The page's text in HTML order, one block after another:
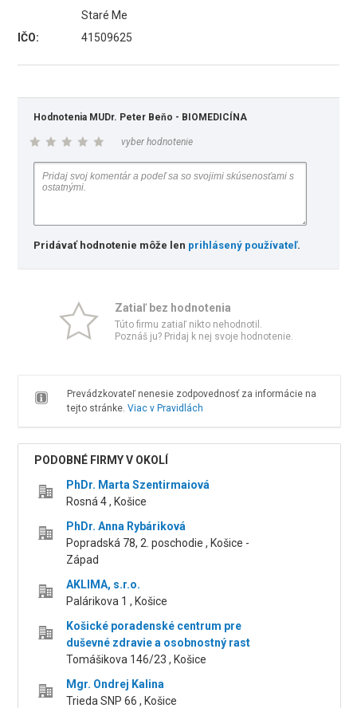
Staré Me
IČO:
41509625
Hodnotenia MUDr. Peter Beňo - BIOMEDICÍNA
vyber hodnotenie
Pridávať hodnotenie môže len prihlásený používateľ.
Zatiaľ bez hodnotenia
Túto firmu zatiaľ nikto nehodnotil.
Poznáš ju? Pridaj k nej svoje hodnotenie.
Prevádzkovateľ nenesie zodpovednosť za informácie na
tejto stránke. Viac v Pravidlách
PODOBNÉ FIRMY V OKOLÍ
PhDr. Marta Szentirmaiová
Rosná 4 , Košice
PhDr. Anna Rybáriková
Popradská 78, 2. poschodie , Košice -
Západ
AKLIMA, s.r.o.
Palárikova 1 , Košice
Košické poradenské centrum pre
duševné zdravie a osobnostný rast
Tomášikova 146/23 , Košice
Mgr. Ondrej Kalina
Trieda SNP 66 , Košice